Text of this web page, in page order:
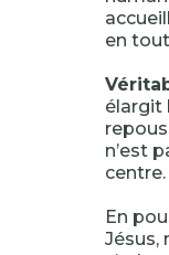
en
élargit
n’est
centre.
En
Jésus,